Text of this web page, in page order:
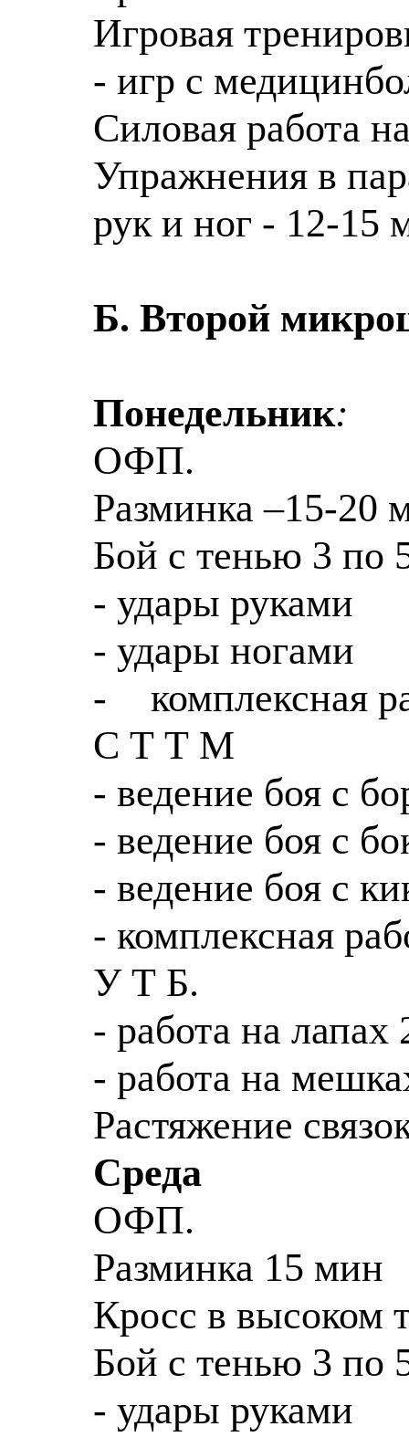
Игровая
- игр с
Силовая работа
Упражнения в
рук и ног - 12-15
Б. Второй
Понедельник:
ОФП.
Разминка –15-20
Бой с тенью 3 по
- удары руками
- удары ногами
-
комплексная
С Т Т М
- ведение боя с
- ведение боя с
- ведение боя с
- комплексная
У Т Б.
- работа на
- работа на
Растяжение
Среда
ОФП.
Разминка 15 мин
Кросс в высоком
Бой с тенью 3 по
- удары руками